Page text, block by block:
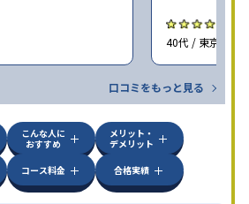
40代 / 東京都 女
口コミをもっと見る
こんな人に
おすすめ
メリット・
デメリット
コース料金 合格実績